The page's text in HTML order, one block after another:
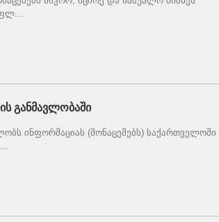
განმავლობაში
ინფორმაციას (მონაცემებს) საქართველოში